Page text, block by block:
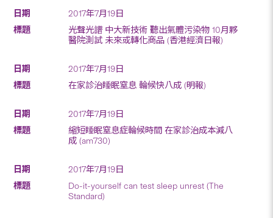
2017年7月19日
光聲光譜 中大新技術 聽出氣體污染物 10月夥
醫院測試 未來或轉化商品 (香港經濟日報)
2017年7月19日
在家診治睡眠窒息 輪候快八成 (明報)
2017年7月19日
縮短睡眠窒息症輪候時間 在家診治成本減八
成 (am730)
2017年7月19日
Do-it-yourself can test sleep unrest (The
Standard)